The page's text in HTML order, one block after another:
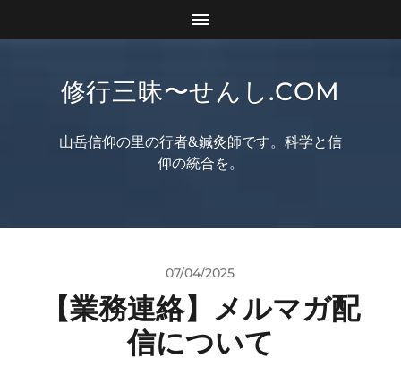
修行三昧〜せんし.COM
山岳信仰の里の行者&鍼灸師です。科学と信
仰の統合を。
07/04/2025
【業務連絡】メルマガ配
信について